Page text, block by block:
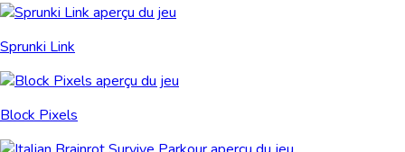
Sprunki Link
Block Pixels